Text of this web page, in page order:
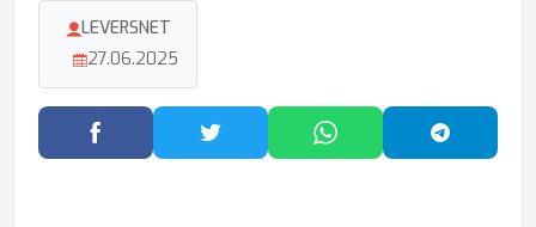
LEVERSNET
27.06.2025
Facebook'ta PaylaşTwitter'da PaylaşWhatsApp'ta Paylaş